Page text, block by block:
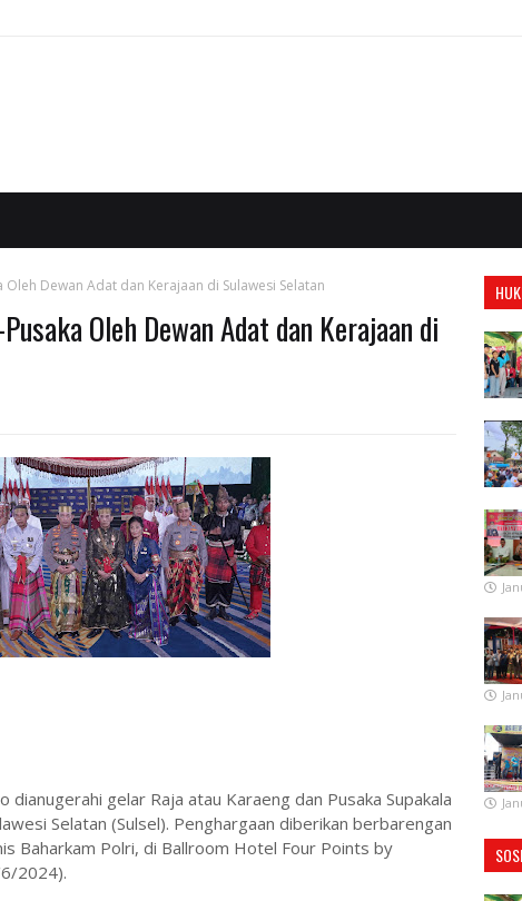
Dewan Adat dan Kerajaan di Sulawesi Selatan
Oleh Dewan Adat dan Kerajaan di
gelar Raja atau Karaeng dan Pusaka Supakala
Selatan (Sulsel). Penghargaan diberikan berbarengan
Baharkam Polri, di Ballroom Hotel Four Points by
2024).